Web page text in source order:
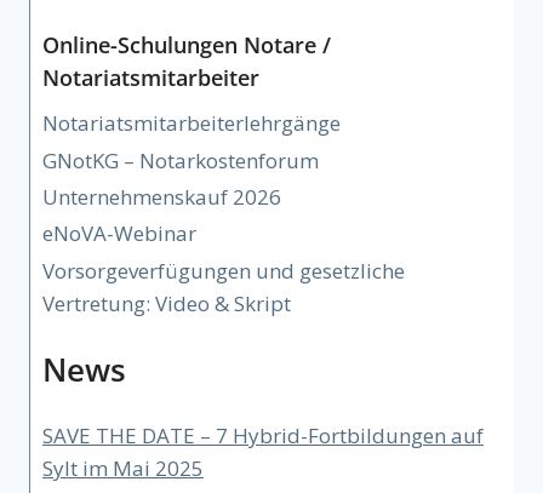
Online-Schulungen Notare /
Notariatsmitarbeiter
Notariatsmitarbeiterlehrgänge
GNotKG – Notarkostenforum
Unternehmenskauf 2026
eNoVA-Webinar
Vorsorgeverfügungen und gesetzliche
Vertretung: Video & Skript
News
SAVE THE DATE – 7 Hybrid-Fortbildungen auf
Sylt im Mai 2025